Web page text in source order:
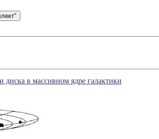
диска в массивном ядре галактики